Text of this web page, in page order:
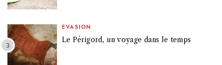
EVASION
Le Périgord, un voyage dans le temps